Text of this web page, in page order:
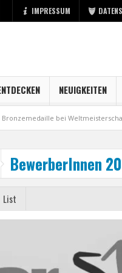
IMPRESSUM
NEUIGKEITEN
bei Weltmeisterschaft
BewerberInnen
List